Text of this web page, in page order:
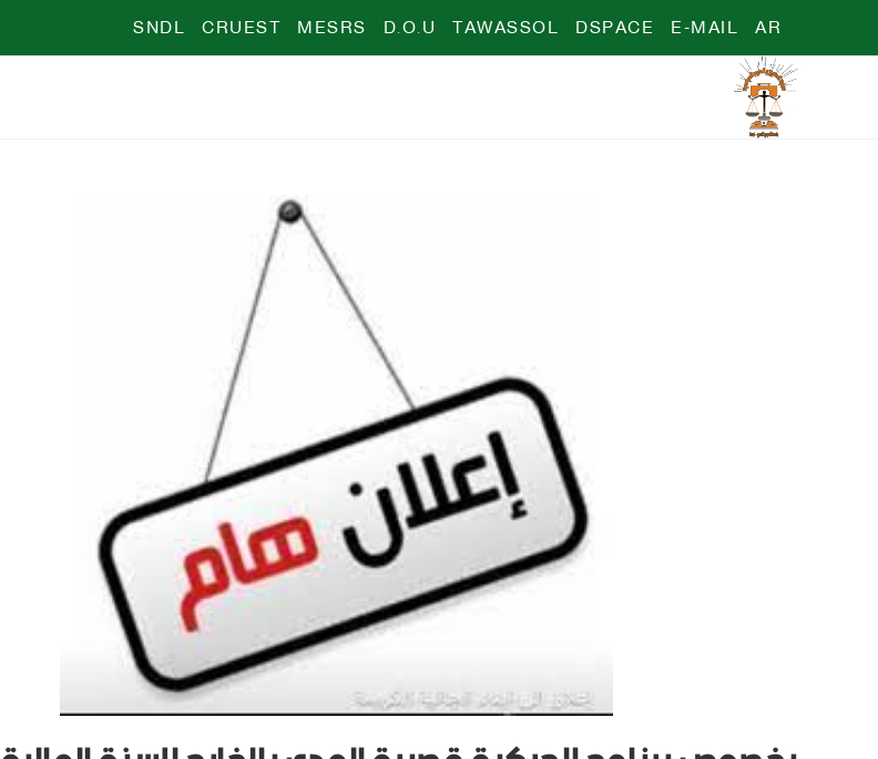
AR
E-MAIL
DSPACE
TAWASSOL
D.O.U
MESRS
CRUEST
SNDL